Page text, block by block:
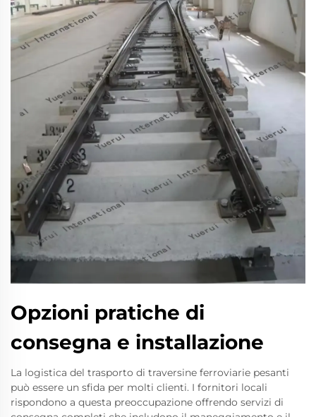
Opzioni pratiche di
consegna e installazione
La logistica del trasporto di traversine ferroviarie pesanti
può essere un sfida per molti clienti. I fornitori locali
rispondono a questa preoccupazione offrendo servizi di